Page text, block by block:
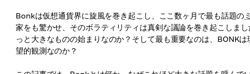
Bonkは仮想通貨界に旋風を巻き起こし、ここ数ヶ月で最も話題の
家をも驚かせ、そのボラティリティは真剣な議論を巻き起こしま
っと大きなものの始まりなのか？そして最も重要なのは、BONK
望的観測なのか？